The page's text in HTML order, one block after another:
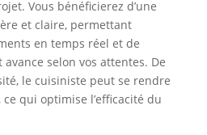
Vous bénéficierez d’une
et claire, permettant
en temps réel et de
avance selon vos attentes. De
le cuisiniste peut se rendre
qui optimise l’efficacité du